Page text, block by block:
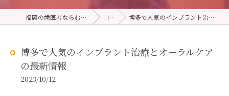
福岡の歯医者ならむらつ歯科クリニック コラム 博多で人気のインプラント治療とオーラルケアの最新情報
博多で人気のインプラント治療とオーラルケア
の最新情報
2023/10/12